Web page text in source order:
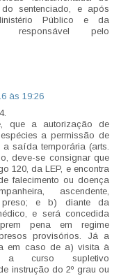
sentenciado, e após
Público e da
responsável pelo
às 19:26
que a autorização de
a permissão de
saída temporária (arts.
deve-se consignar que
120, da LEP, e encontra
falecimento ou doença
ascendente,
preso; e b) diante da
e será concedida
pena em regime
provisórios. Já a
em caso de a) visita à
a curso supletivo
instrução do 2º grau ou